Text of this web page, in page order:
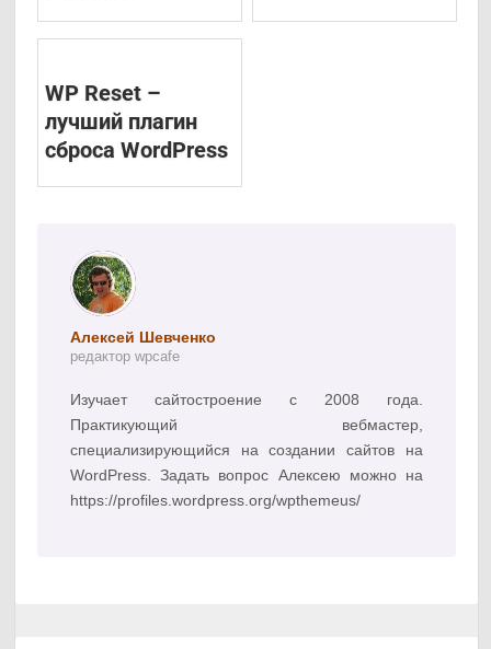
WP Reset –
лучший плагин
сброса WordPress
Алексей Шевченко
редактор wpcafe
Изучает сайтостроение с 2008 года.
Практикующий вебмастер,
специализирующийся на создании сайтов на
WordPress. Задать вопрос Алексею можно на
https://profiles.wordpress.org/wpthemeus/